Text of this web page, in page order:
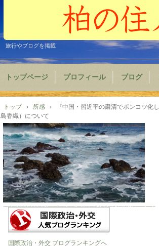
旅行やブログを掲載
トップページ プロフィール ブログ
トップ › 所感 ›
『中国・習近平の粛清でポンコツ
島香織）について
国際政治・外交 ブログランキングへ